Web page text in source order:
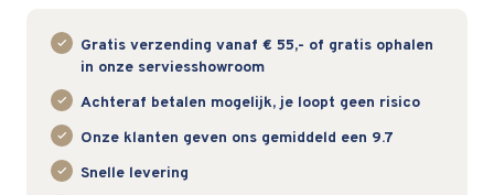
Gratis verzending vanaf € 55,- of gratis ophalen
in onze serviesshowroom
Achteraf betalen mogelijk, je loopt geen risico
Onze klanten geven ons gemiddeld een 9.7
Snelle levering